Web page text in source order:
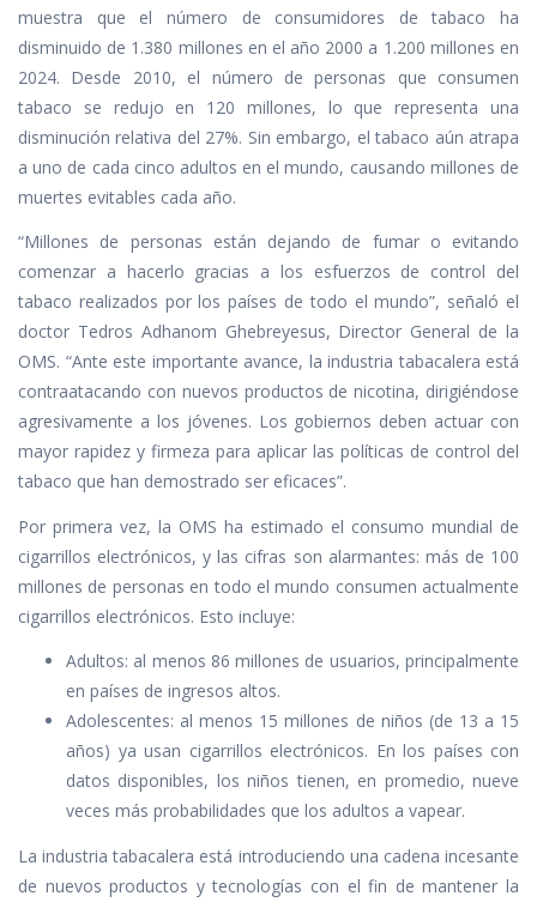
muestra que el número de consumidores de tabaco ha
disminuido de 1.380 millones en el año 2000 a 1.200 millones en
2024. Desde 2010, el número de personas que consumen
tabaco se redujo en 120 millones, lo que representa una
disminución relativa del 27%. Sin embargo, el tabaco aún atrapa
a uno de cada cinco adultos en el mundo, causando millones de
muertes evitables cada año.
“Millones de personas están dejando de fumar o evitando
comenzar a hacerlo gracias a los esfuerzos de control del
tabaco realizados por los países de todo el mundo”, señaló el
doctor Tedros Adhanom Ghebreyesus, Director General de la
OMS. “Ante este importante avance, la industria tabacalera está
contraatacando con nuevos productos de nicotina, dirigiéndose
agresivamente a los jóvenes. Los gobiernos deben actuar con
mayor rapidez y firmeza para aplicar las políticas de control del
tabaco que han demostrado ser eficaces”.
Por primera vez, la OMS ha estimado el consumo mundial de
cigarrillos electrónicos, y las cifras son alarmantes: más de 100
millones de personas en todo el mundo consumen actualmente
cigarrillos electrónicos. Esto incluye:
Adultos: al menos 86 millones de usuarios, principalmente
en países de ingresos altos.
Adolescentes: al menos 15 millones de niños (de 13 a 15
años) ya usan cigarrillos electrónicos. En los países con
datos disponibles, los niños tienen, en promedio, nueve
veces más probabilidades que los adultos a vapear.
La industria tabacalera está introduciendo una cadena incesante
de nuevos productos y tecnologías con el fin de mantener la